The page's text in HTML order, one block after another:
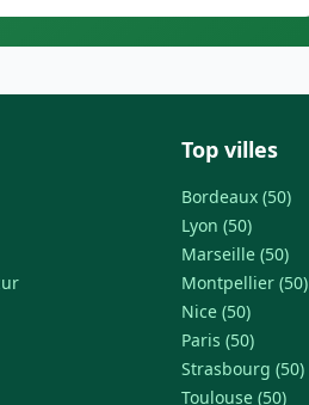
Top villes
Bordeaux (50)
Lyon (50)
Marseille (50)
Montpellier (50)
Nice (50)
Paris (50)
Strasbourg (50)
Toulouse (50)